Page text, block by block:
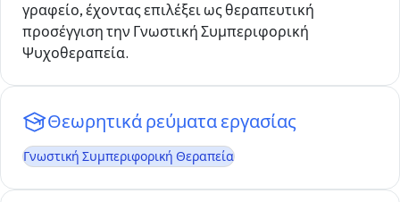
γραφείο, έχοντας επιλέξει ως θεραπευτική
προσέγγιση την Γνωστική Συμπεριφορική
Ψυχοθεραπεία.
Θεωρητικά ρεύματα εργασίας
Γνωστική Συμπεριφορική Θεραπεία